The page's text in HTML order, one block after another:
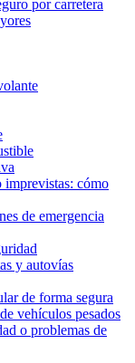
por carretera
imprevistas: cómo
de emergencia
y autovías
de forma segura
vehículos pesados
o problemas de